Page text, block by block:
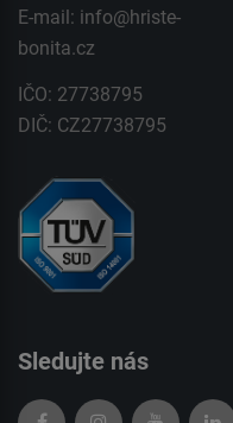
E-mail: info@hriste-
bonita.cz
IČO: 27738795
DIČ: CZ27738795
Sledujte nás